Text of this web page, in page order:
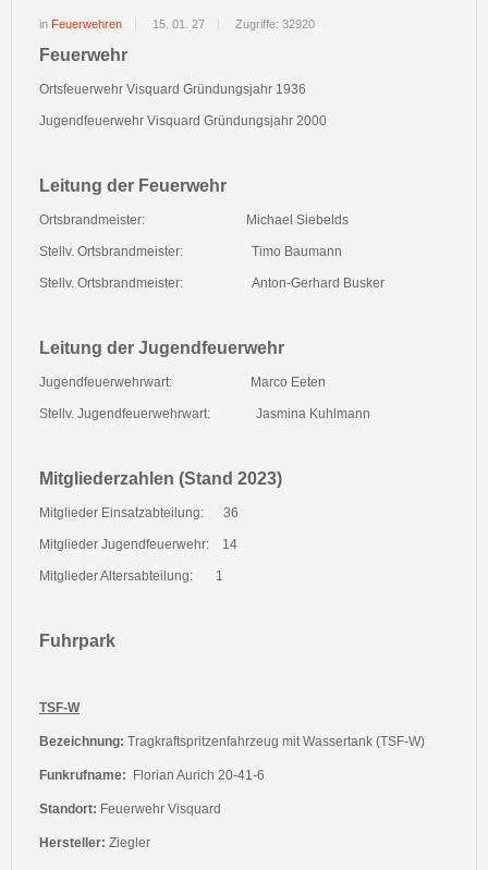
in Feuerwehren 15. 01. 27 Zugriffe: 32920
Feuerwehr
Ortsfeuerwehr Visquard Gründungsjahr 1936
Jugendfeuerwehr Visquard Gründungsjahr 2000
Leitung der Feuerwehr
Ortsbrandmeister: Michael Siebelds
Stellv. Ortsbrandmeister: Timo Baumann
Stellv. Ortsbrandmeister: Anton-Gerhard Busker
Leitung der Jugendfeuerwehr
Jugendfeuerwehrwart: Marco Eeten
Stellv. Jugendfeuerwehrwart: Jasmina Kuhlmann
Mitgliederzahlen (Stand 2023)
Mitglieder Einsatzabteilung: 36
Mitglieder Jugendfeuerwehr: 14
Mitglieder Altersabteilung: 1
Fuhrpark
TSF-W
Bezeichnung: Tragkraftspritzenfahrzeug mit Wassertank (TSF-W)
Funkrufname: Florian Aurich 20-41-6
Standort: Feuerwehr Visquard
Hersteller: Ziegler